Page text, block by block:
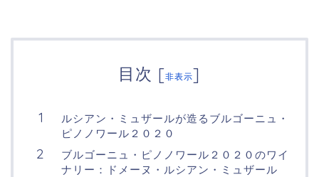
目次 [非表示]
ルシアン・ミュザールが造るブルゴーニュ・
ピノノワール２０２０
ブルゴーニュ・ピノノワール２０２０のワイ
ナリー：ドメーヌ・ルシアン・ミュザール